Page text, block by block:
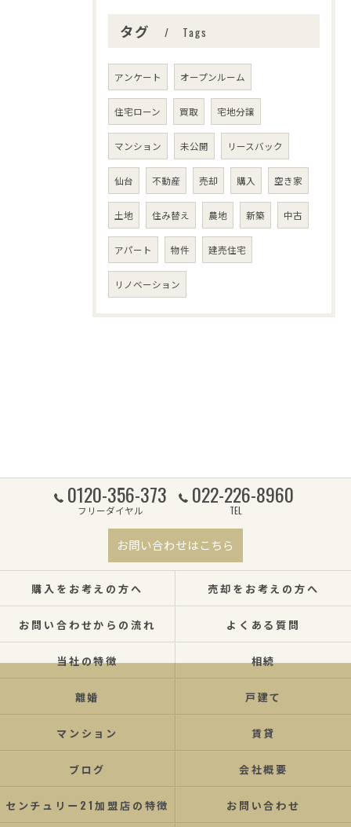
タグ Tags
アンケート オープンルーム
住宅ローン 買取 宅地分譲
マンション 未公開 リースバック
仙台 不動産 売却 購入 空き家
土地 住み替え 農地 新築 中古
アパート 物件 建売住宅
リノベーション
0120-356-373
フリーダイヤル
022-226-8960
TEL
お問い合わせはこちら
購入をお考えの方へ 売却をお考えの方へ
お問い合わせからの流れ よくある質問
当社の特徴 相続
離婚 戸建て
マンション 賃貸
ブログ 会社概要
センチュリー21加盟店の特徴 お問い合わせ